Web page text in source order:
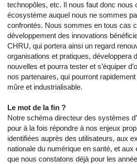
technopôles, etc. Il nous faut donc nous
écosystème auquel nous ne sommes
confrontés. Nous sommes en tous cas
développement des innovations
CHRU, qui portera ainsi un regard
organisations et pratiques, développera
nouvelles et pourra tester et s’équiper
nos partenaires, qui pourront
mûre et industrialisable.
Le mot de la fin ?
Notre schéma directeur des systèmes
pour à la fois répondre à nos enjeux
identifiées auprès des utilisateurs, aux
nationale du numérique en santé, et aux
que nous constatons déjà pour les